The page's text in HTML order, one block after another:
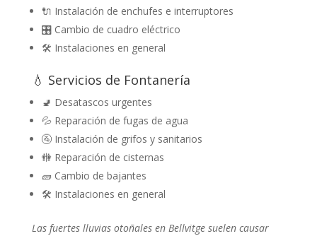
🔌 Instalación de enchufes e interruptores
🎛️ Cambio de cuadro eléctrico
🛠️ Instalaciones en general
💧 Servicios de Fontanería
🚽 Desatascos urgentes
💦 Reparación de fugas de agua
🚰 Instalación de grifos y sanitarios
🚻 Reparación de cisternas
🧱 Cambio de bajantes
🛠️ Instalaciones en general
Las fuertes lluvias otoñales en Bellvitge suelen causar